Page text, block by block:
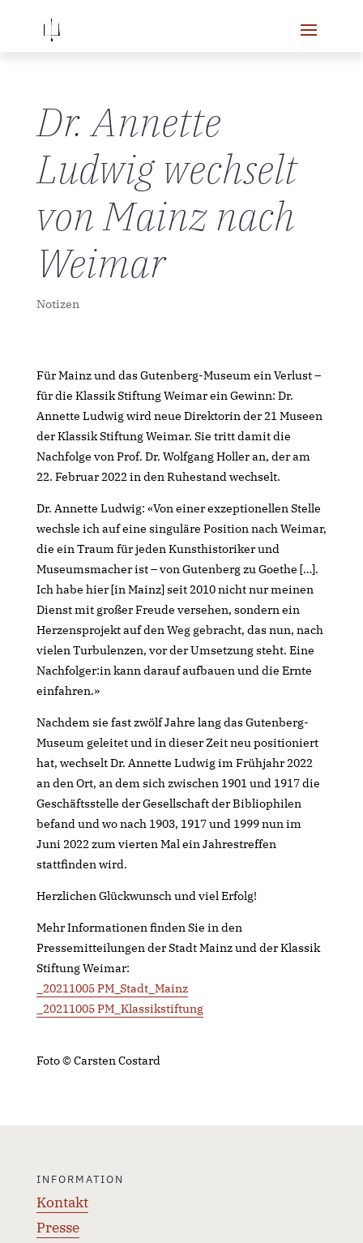
Dr. Annette
Ludwig wechselt
von Mainz nach
Weimar
Notizen
Für Mainz und das Gutenberg-Museum ein Verlust –
für die Klassik Stiftung Weimar ein Gewinn: Dr.
Annette Ludwig wird neue Direktorin der 21 Museen
der Klassik Stiftung Weimar. Sie tritt damit die
Nachfolge von Prof. Dr. Wolfgang Holler an, der am
22. Februar 2022 in den Ruhestand wechselt.
Dr. Annette Ludwig: «Von einer exzeptionellen Stelle
wechsle ich auf eine singuläre Position nach Weimar,
die ein Traum für jeden Kunsthistoriker und
Museumsmacher ist – von Gutenberg zu Goethe […].
Ich habe hier [in Mainz] seit 2010 nicht nur meinen
Dienst mit großer Freude versehen, sondern ein
Herzensprojekt auf den Weg gebracht, das nun, nach
vielen Turbulenzen, vor der Umsetzung steht. Eine
Nachfolger:in kann darauf aufbauen und die Ernte
einfahren.»
Nachdem sie fast zwölf Jahre lang das Gutenberg-
Museum geleitet und in dieser Zeit neu positioniert
hat, wechselt Dr. Annette Ludwig im Frühjahr 2022
an den Ort, an dem sich zwischen 1901 und 1917 die
Geschäftsstelle der Gesellschaft der Bibliophilen
befand und wo nach 1903, 1917 und 1999 nun im
Juni 2022 zum vierten Mal ein Jahrestreffen
stattfinden wird.
Herzlichen Glückwunsch und viel Erfolg!
Mehr Informationen finden Sie in den
Pressemitteilungen der Stadt Mainz und der Klassik
Stiftung Weimar:
_20211005 PM_Stadt_Mainz
_20211005 PM_Klassikstiftung
Foto © Carsten Costard
INFORMATION
Kontakt
Presse